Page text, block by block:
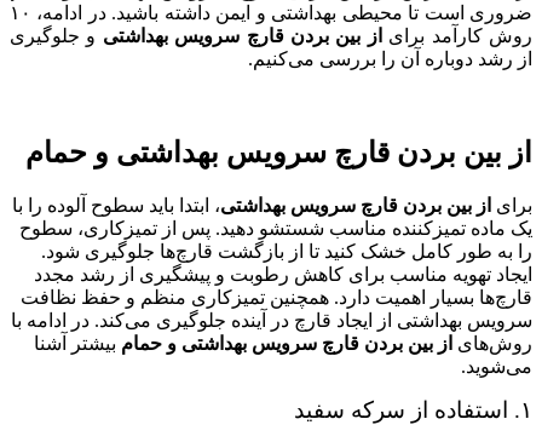
ضروری است تا محیطی بهداشتی و ایمن داشته باشید. در ادامه، ۱۰
روش کارآمد برای از بین بردن قارچ سرویس بهداشتی و جلوگیری
از رشد دوباره آن را بررسی می‌کنیم.
از بین بردن قارچ سرویس بهداشتی و حمام
برای از بین بردن قارچ سرویس بهداشتی، ابتدا باید سطوح آلوده را با
یک ماده تمیزکننده مناسب شستشو دهید. پس از تمیزکاری، سطوح
را به طور کامل خشک کنید تا از بازگشت قارچ‌ها جلوگیری شود.
ایجاد تهویه مناسب برای کاهش رطوبت و پیشگیری از رشد مجدد
قارچ‌ها بسیار اهمیت دارد. همچنین تمیزکاری منظم و حفظ نظافت
سرویس بهداشتی از ایجاد قارچ در آینده جلوگیری می‌کند. در ادامه با
روش‌های از بین بردن قارچ سرویس بهداشتی و حمام بیشتر آشنا
می‌شوید.
۱. استفاده از سرکه سفید